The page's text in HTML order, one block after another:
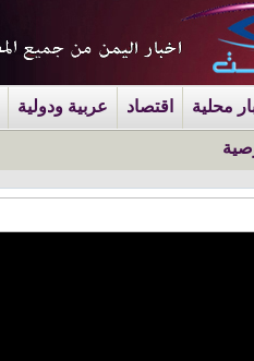
محلية اقتصاد عربية ودولية